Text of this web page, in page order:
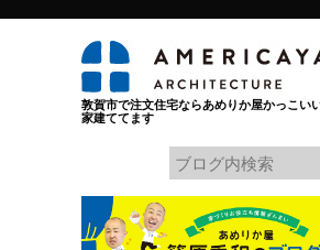
敦賀市で注文住宅ならあめりか屋かっこい
家建ててます